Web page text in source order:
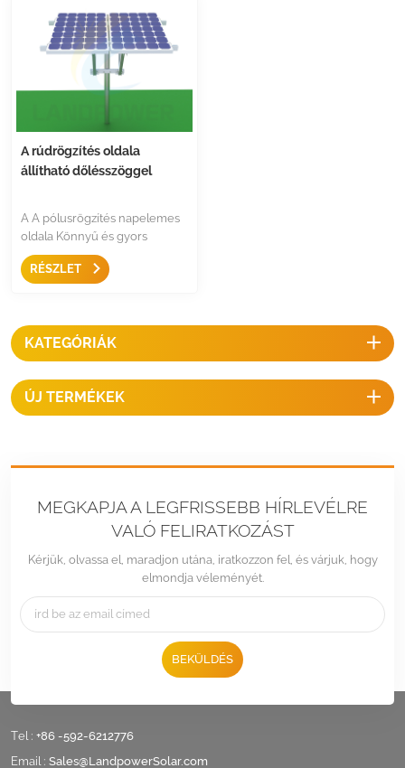
A rúdrögzítés oldala
állítható dőlésszöggel
A A pólusrögzítés napelemes
oldala Könnyű és gyors
megoldás a napelem
oszlopokhoz való rögzítésére,
és álló helyzetben is.
RÉSZLET
KATEGÓRIÁK
ÚJ TERMÉKEK
MEGKAPJA A LEGFRISSEBB HÍRLEVÉLRE
VALÓ FELIRATKOZÁST
Kérjük, olvassa el, maradjon utána, iratkozzon fel, és várjuk, hogy
elmondja véleményét.
BEKÜLDÉS
Tel : +86 -592-6212776
Email : Sales@LandpowerSolar.com